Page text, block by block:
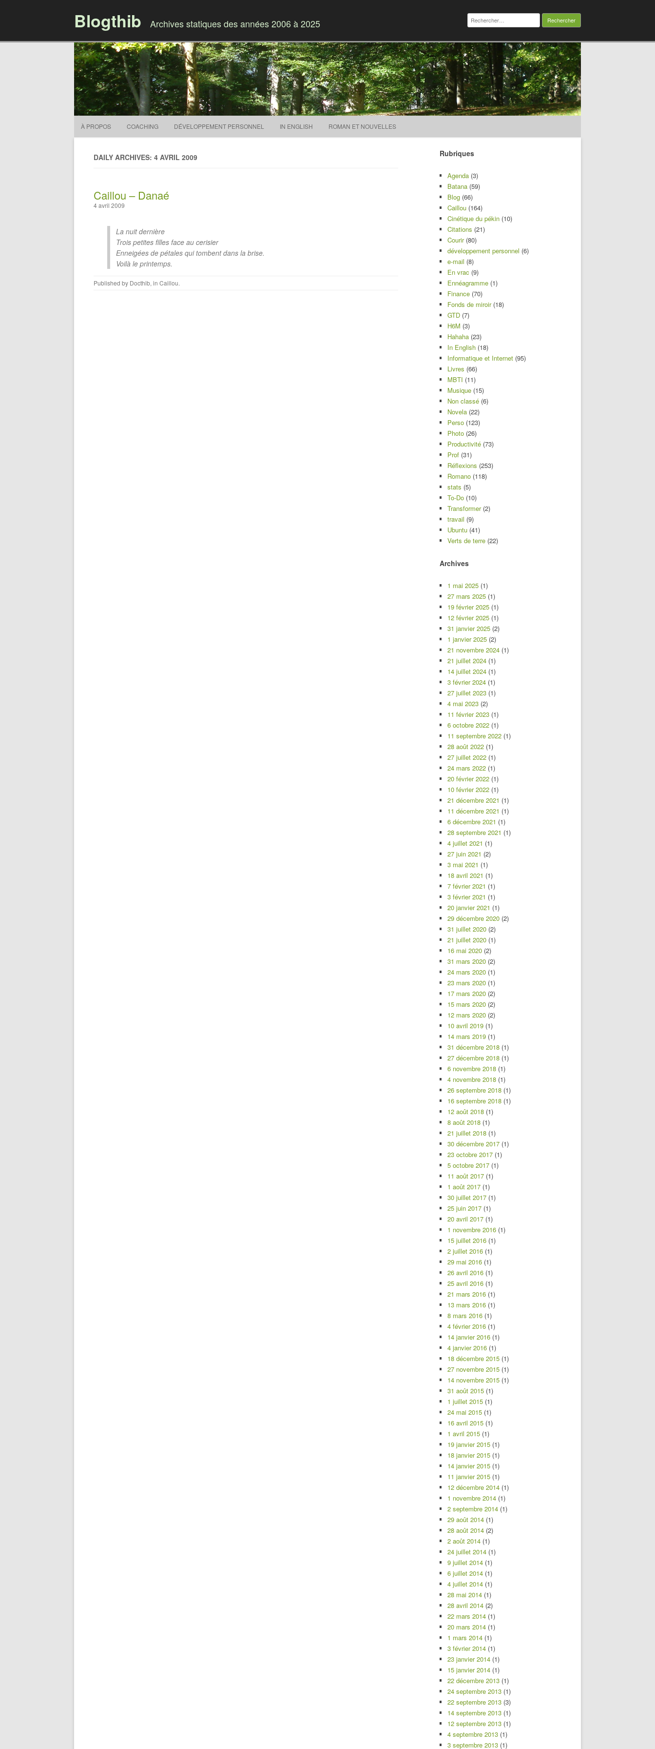
Blogthib Archives statiques des années 2006 à 2025
Rechercher :
À PROPOS COACHING DÉVELOPPEMENT PERSONNEL IN ENGLISH ROMAN ET NOUVELLES
DAILY ARCHIVES: 4 AVRIL 2009
Caillou – Danaé
4 avril 2009
La nuit dernière
Trois petites filles face au cerisier
Enneigées de pétales qui tombent dans la brise.
Voilà le printemps.
Published by Docthib, in Caillou.
Rubriques
Agenda (3)
Batana (59)
Blog (66)
Caillou (164)
Cinétique du pékin (10)
Citations (21)
Courir(80)
développement personnel (6)
e-mail (8)
En vrac (9)
Ennéagramme (1)
Finance (70)
Fonds de miroir(18)
GTD (7)
H6M (3)
Hahaha (23)
In English (18)
Informatique et Internet (95)
Livres (66)
MBTI (11)
Musique (15)
Non classé (6)
Novela (22)
Perso (123)
Photo (26)
Productivité (73)
Prof (31)
Réflexions (253)
Romano (118)
stats (5)
To-Do (10)
Transformer(2)
travail (9)
Ubuntu (41)
Verts de terre (22)
Archives
1 mai 2025 (1)
27 mars 2025 (1)
19 février 2025 (1)
12 février 2025 (1)
31 janvier 2025 (2)
1 janvier 2025 (2)
21 novembre 2024 (1)
21 juillet 2024 (1)
14 juillet 2024 (1)
3 février 2024 (1)
27 juillet 2023 (1)
4 mai 2023 (2)
11 février 2023 (1)
6 octobre 2022 (1)
11 septembre 2022 (1)
28 août 2022 (1)
27 juillet 2022 (1)
24 mars 2022 (1)
20 février 2022 (1)
10 février 2022 (1)
21 décembre 2021 (1)
11 décembre 2021 (1)
6 décembre 2021 (1)
28 septembre 2021 (1)
4 juillet 2021 (1)
27 juin 2021 (2)
3 mai 2021 (1)
18 avril 2021 (1)
7 février 2021 (1)
3 février 2021 (1)
20 janvier 2021 (1)
29 décembre 2020 (2)
31 juillet 2020 (2)
21 juillet 2020 (1)
16 mai 2020 (2)
31 mars 2020 (2)
24 mars 2020 (1)
23 mars 2020 (1)
17 mars 2020 (2)
15 mars 2020 (2)
12 mars 2020 (2)
10 avril 2019 (1)
14 mars 2019 (1)
31 décembre 2018 (1)
27 décembre 2018 (1)
6 novembre 2018 (1)
4 novembre 2018 (1)
26 septembre 2018 (1)
16 septembre 2018 (1)
12 août 2018 (1)
8 août 2018 (1)
21 juillet 2018 (1)
30 décembre 2017 (1)
23 octobre 2017 (1)
5 octobre 2017 (1)
11 août 2017 (1)
1 août 2017 (1)
30 juillet 2017 (1)
25 juin 2017 (1)
20 avril 2017 (1)
1 novembre 2016 (1)
15 juillet 2016 (1)
2 juillet 2016 (1)
29 mai 2016 (1)
26 avril 2016 (1)
25 avril 2016 (1)
21 mars 2016 (1)
13 mars 2016 (1)
8 mars 2016 (1)
4 février 2016 (1)
14 janvier 2016 (1)
4 janvier 2016 (1)
18 décembre 2015 (1)
27 novembre 2015 (1)
14 novembre 2015 (1)
31 août 2015 (1)
1 juillet 2015 (1)
24 mai 2015 (1)
16 avril 2015 (1)
1 avril 2015 (1)
19 janvier 2015 (1)
18 janvier 2015 (1)
14 janvier 2015 (1)
11 janvier 2015 (1)
12 décembre 2014 (1)
1 novembre 2014 (1)
2 septembre 2014 (1)
29 août 2014 (1)
28 août 2014 (2)
2 août 2014 (1)
24 juillet 2014 (1)
9 juillet 2014 (1)
6 juillet 2014 (1)
4 juillet 2014 (1)
28 mai 2014 (1)
28 avril 2014 (2)
22 mars 2014 (1)
20 mars 2014 (1)
1 mars 2014 (1)
3 février 2014 (1)
23 janvier 2014 (1)
15 janvier 2014 (1)
22 décembre 2013 (1)
24 septembre 2013 (1)
22 septembre 2013 (3)
14 septembre 2013 (1)
12 septembre 2013 (1)
4 septembre 2013 (1)
3 septembre 2013 (1)